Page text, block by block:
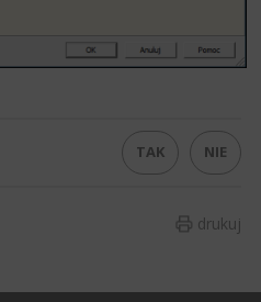
TAK NIE
drukuj